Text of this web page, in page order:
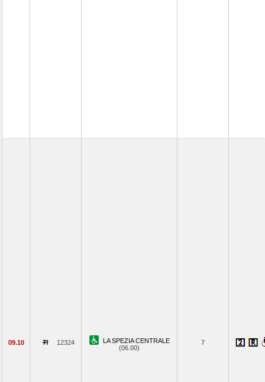
09.10 12324
LA SPEZIA CENTRALE
(06.00)
7